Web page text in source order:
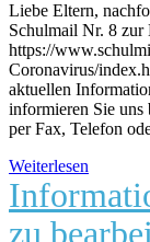
Liebe Eltern,
Schulmail Nr. 8 zur
https://
Coronavirus/
aktuellen
informieren Sie uns
per Fax, Telefon
Weiterlesen
zu